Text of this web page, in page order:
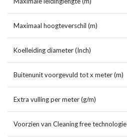
Maximaal hoogteverschil (m)
Koelleiding diameter (Inch)
Buitenunit voorgevuld tot x meter (m)
Extra vulling per meter (g/m)
Voorzien van Cleaning free technologie